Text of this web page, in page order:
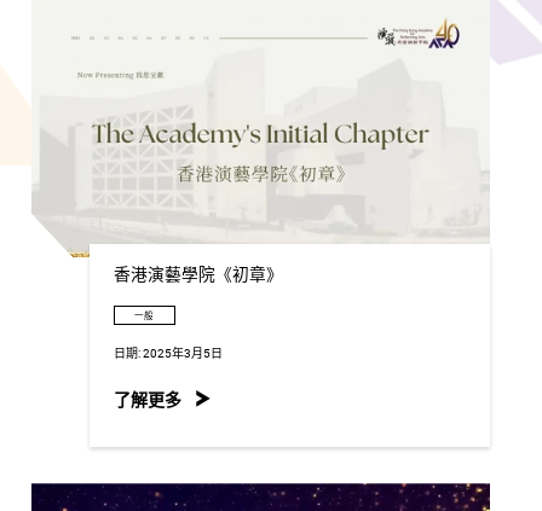
香港演藝學院《初章》
一般
日期:2025年3月5日
了解更多